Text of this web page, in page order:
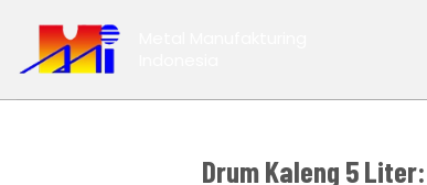
content
Drum Kaleng 5